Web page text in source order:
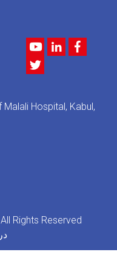
YoutubeLinkedIn
Twitter
Hospital, Kabul,
Rights Reserved